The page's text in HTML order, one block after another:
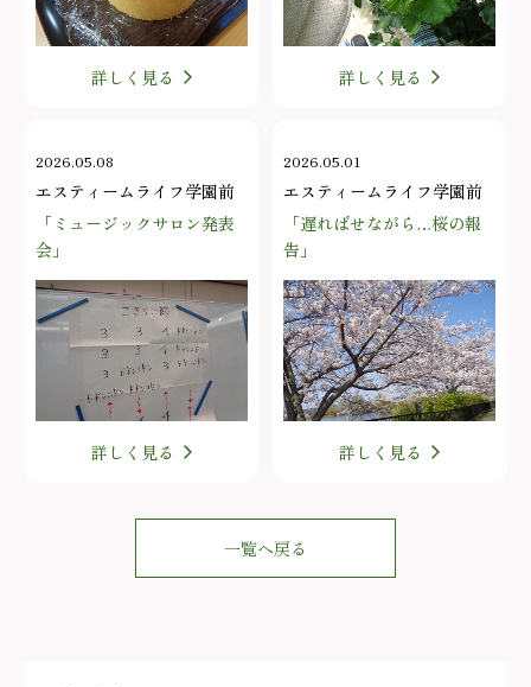
詳しく見る 詳しく見る
2026.05.08
エスティームライフ学園前
「ミュージックサロン発表
会」
詳しく見る
2026.05.01
エスティームライフ学園前
「遅ればせながら…桜の報
告」
詳しく見る
一覧へ戻る